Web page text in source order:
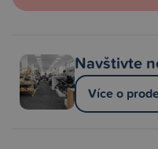
Navštivte
Více o